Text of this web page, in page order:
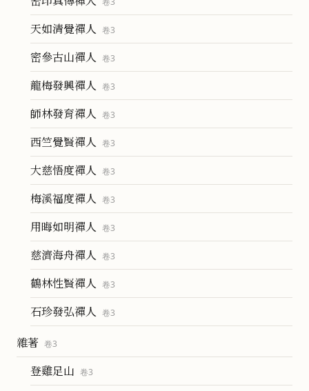
天如清覺禪人 卷3
密參古山禪人 卷3
龍梅發興禪人 卷3
師林發育禪人 卷3
西竺覺賢禪人 卷3
大慈悟度禪人 卷3
梅溪福度禪人 卷3
用晦如明禪人 卷3
慈濟海舟禪人 卷3
鶴林性賢禪人 卷3
石珍發弘禪人 卷3
雜著 卷3
登雞足山 卷3